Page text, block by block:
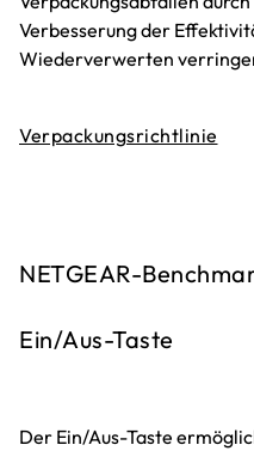
Verbesserung der
Wiederverwerten
Verpackungsrichtlinie
NETGEAR-
Ein/Aus-Taste
Der Ein/Aus-Taste